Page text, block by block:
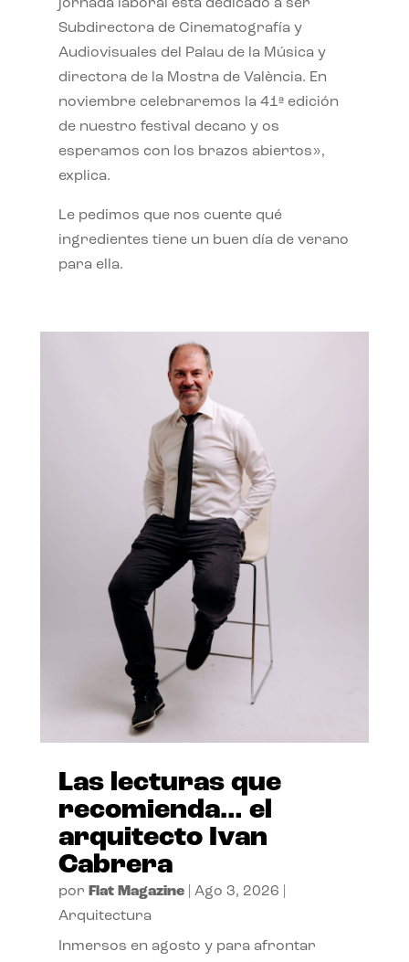
jornada laboral está dedicado a ser
Subdirectora de Cinematografía y
Audiovisuales del Palau de la Música y
directora de la Mostra de València. En
noviembre celebraremos la 41ª edición
de nuestro festival decano y os
esperamos con los brazos abiertos»,
explica.
Le pedimos que nos cuente qué
ingredientes tiene un buen día de verano
para ella.
Las lecturas que
recomienda… el
arquitecto Ivan
Cabrera
por Flat Magazine| Ago 3, 2026
Arquitectura
Inmersos en agosto y para afrontar